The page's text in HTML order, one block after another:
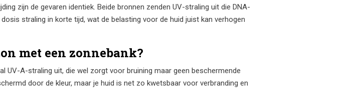
zijn de gevaren identiek. Beide bronnen zenden UV-straling uit die DNA-
straling in korte tijd, wat de belasting voor de huid juist kan verhogen
met een zonnebank?
UV-A-straling uit, die wel zorgt voor bruining maar geen beschermende
door de kleur, maar je huid is net zo kwetsbaar voor verbranding en